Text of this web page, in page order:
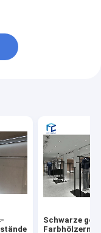
Schwarze
Farbhölzerner